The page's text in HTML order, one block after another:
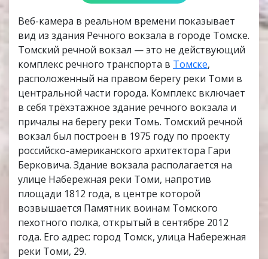
Веб-камера в реальном времени показывает
вид из здания Речного вокзала в городе Томске.
Томский речной вокзал — это не действующий
комплекс речного транспорта в Томске,
расположенный на правом берегу реки Томи в
центральной части города. Комплекс включает
в себя трёхэтажное здание речного вокзала и
причалы на берегу реки Томь. Томский речной
вокзал был построен в 1975 году по проекту
российско-американского архитектора Гари
Берковича. Здание вокзала располагается на
улице Набережная реки Томи, напротив
площади 1812 года, в центре которой
возвышается Памятник воинам Томского
пехотного полка, открытый в сентябре 2012
года. Его адрес: город Томск, улица Набережная
реки Томи, 29.